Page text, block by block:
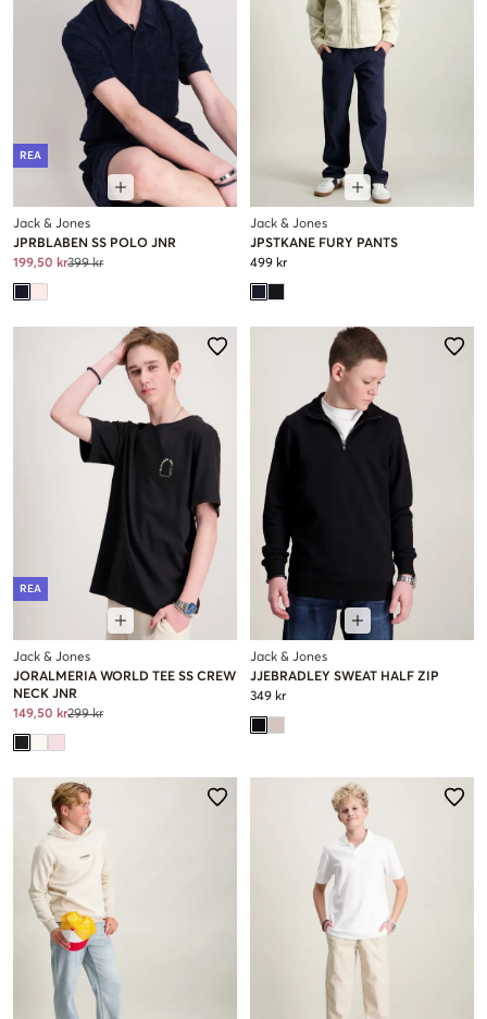
REA
Jack & Jones
JPRBLABEN SS POLO JNR
199,50 kr399 kr
Jack & Jones
JPSTKANE FURY PANTS
499 kr
REA
Jack & Jones
JORALMERIA WORLD TEE SS CREW
NECK JNR
149,50 kr299 kr
Jack & Jones
JJEBRADLEY SWEAT HALF ZIP
349 kr